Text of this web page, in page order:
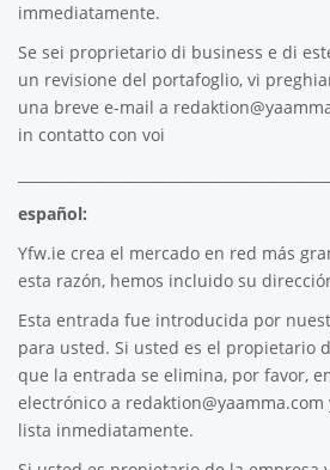
immediatamente.
Se sei proprietario di business e di
un revisione del portafoglio, vi
una breve e-mail a
in contatto con voi
español:
Yfw.ie crea el mercado en red más
esta razón, hemos incluido su
Esta entrada fue introducida por
para usted. Si usted es el propietario
que la entrada se elimina, por favor,
electrónico a redaktion@yaamma.com
lista inmediatamente.